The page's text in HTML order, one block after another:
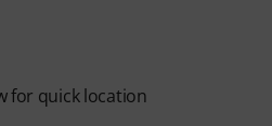
for quick location